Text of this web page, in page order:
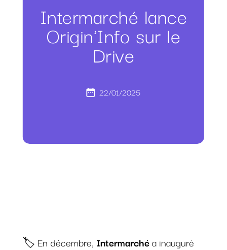
Intermarché lance
Origin'Info sur le
Drive
22/01/2025
🏷️ En décembre, Intermarchéa inauguré